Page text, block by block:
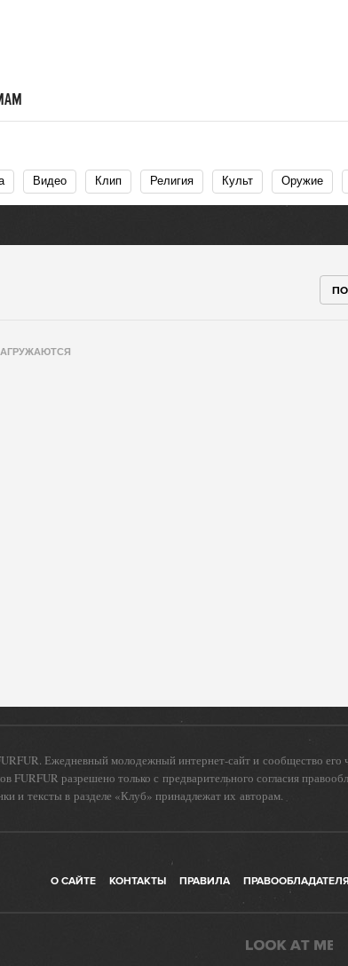
Видео Клип Религия Культ Оружие
Ежедневный молодежный интернет-сайт и сообщество его
FURFUR разрешено только с предварительного согласия
и тексты в разделе «Клуб» принадлежат их авторам.
О САЙТЕ КОНТАКТЫ ПРАВИЛА